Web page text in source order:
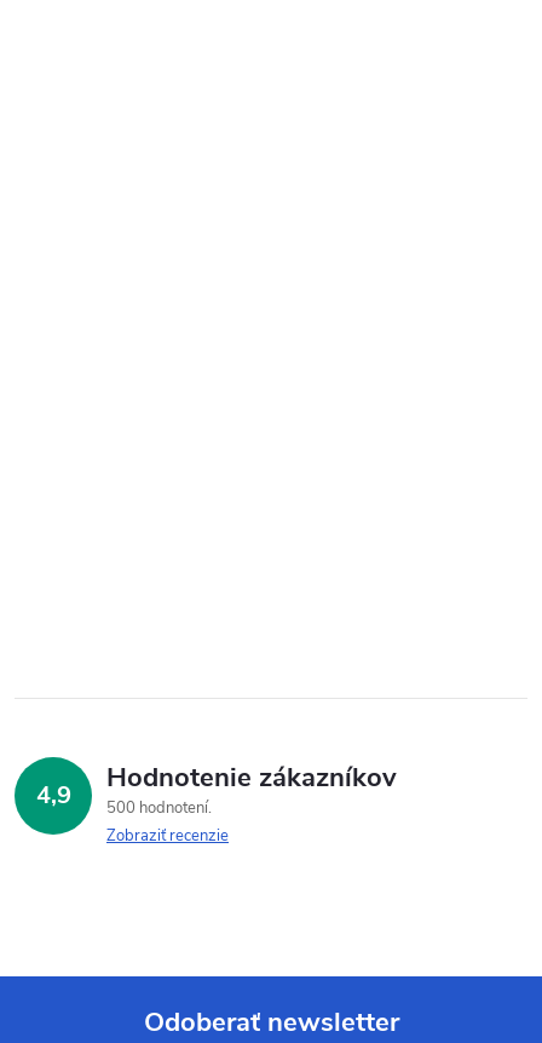
4,9 Hodnotenie zákazníkov
500 hodnotení
Zobraziť recenzie
Odoberať newsletter